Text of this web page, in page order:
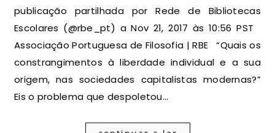
publicação partilhada por Rede de Bibliotecas
Escolares (@rbe_pt) a Nov 21, 2017 às 10:56 PST
Associação Portuguesa de Filosofia | RBE “Quais os
constrangimentos à liberdade individual e a sua
origem, nas sociedades capitalistas modernas?”
Eis o problema que despoletou…